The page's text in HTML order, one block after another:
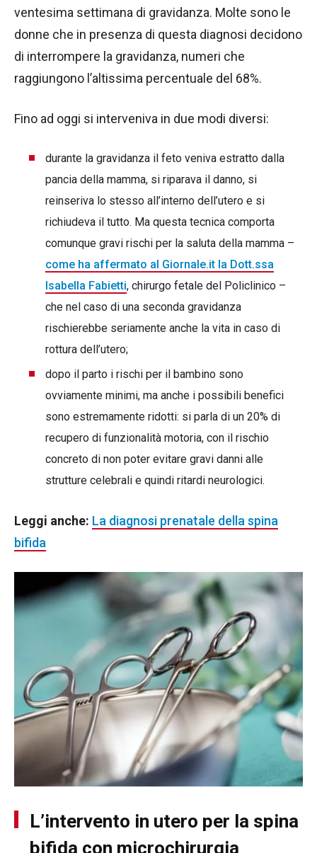
ventesima settimana di gravidanza. Molte sono le
donne che in presenza di questa diagnosi decidono
di interrompere la gravidanza, numeri che
raggiungono l’altissima percentuale del 68%.
Fino ad oggi si interveniva in due modi diversi:
durante la gravidanza il feto veniva estratto dalla
pancia della mamma, si riparava il danno, si
reinseriva lo stesso all’interno dell’utero e si
richiudeva il tutto. Ma questa tecnica comporta
comunque gravi rischi per la saluta della mamma –
come ha affermato al Giornale.it la Dott.ssa
Isabella Fabietti, chirurgo fetale del Policlinico –
che nel caso di una seconda gravidanza
rischierebbe seriamente anche la vita in caso di
rottura dell’utero;
dopo il parto i rischi per il bambino sono
ovviamente minimi, ma anche i possibili benefici
sono estremamente ridotti: si parla di un 20% di
recupero di funzionalità motoria, con il rischio
concreto di non poter evitare gravi danni alle
strutture celebrali e quindi ritardi neurologici.
Leggi anche: La diagnosi prenatale della spina
bifida
L’intervento in utero per la spina
bifida con microchirurgia